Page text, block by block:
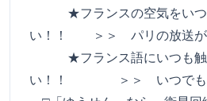
★フランスの空気をいつ
い！！ ＞＞ パリの放送が
★フランス語にいつも触
い！！ ＞＞ いつでも聞